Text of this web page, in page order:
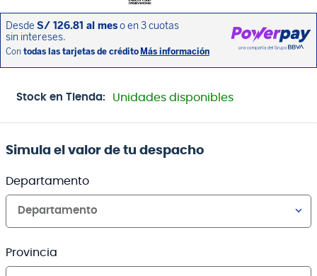
Stock en Tienda: Unidades disponibles
Simula el valor de tu despacho
Departamento
Departamento
Provincia